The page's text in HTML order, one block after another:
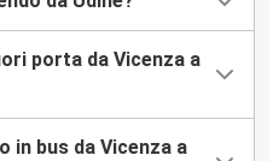
porta da Vicenza a
in bus da Vicenza a